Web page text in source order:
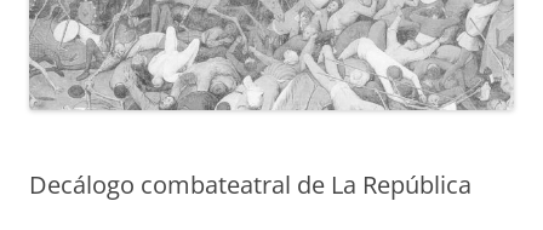
Decálogo combateatral de La República